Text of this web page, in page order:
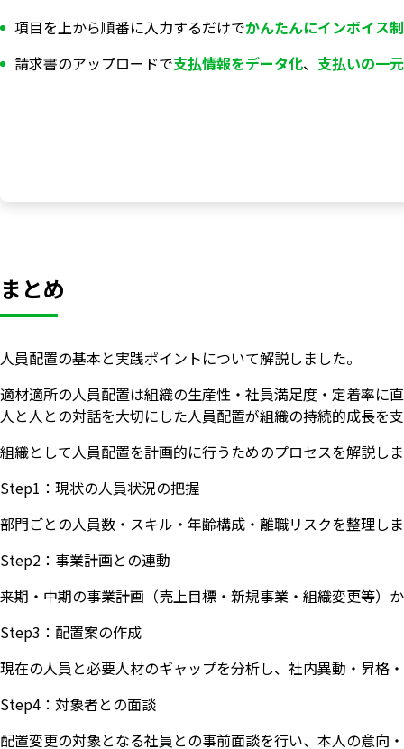
項目を上から順番に入力するだけでかんたんにインボイス
請求書のアップロードで支払情報をデータ化、 支払いの一
まとめ
人員配置の基本と実践ポイントについて解説しました。
適材適所の人員配置は組織の生産性・社員満足度・定着率に
人と人との対話を大切にした人員配置が組織の持続的成長を
組織として人員配置を計画的に行うためのプロセスを解説し
Step1：現状の人員状況の把握
部門ごとの人員数・スキル・年齢構成・離職リスクを整理し
Step2：事業計画との連動
来期・中期の事業計画（売上目標・新規事業・組織変更等）
Step3：配置案の作成
現在の人員と必要人材のギャップを分析し、社内異動・昇格
Step4：対象者との面談
配置変更の対象となる社員との事前面談を行い、本人の意向
いますぐ無料登録